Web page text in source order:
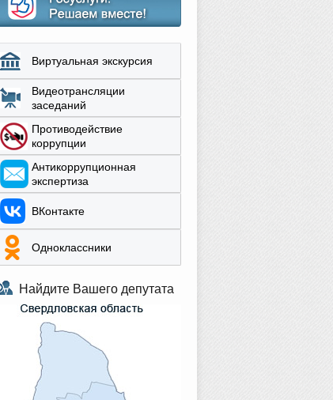
Виртуальная экскурсия
Видеотрансляции
заседаний
Противодействие
коррупции
Aнтикоррупционная
экспертиза
ВКонтакте
Одноклассники
Найдите Вашего депутата